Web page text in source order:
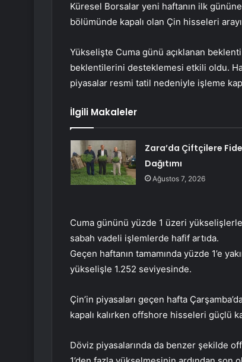
Küresel Borsalar yeni haftanın ilk
bölümünde kapalı olan Çin hisseleri
Yükselişte Cuma günü açıklanan
beklentilerini desteklemesi etkili oldu.
piyasalar resmi tatil nedeniyle işleme
İlgili Makaleler
Zara’da Çiftçilere Fide
Dağıtımı
Ağustos 7, 2026
Cuma gününü yüzde 1 üzeri
sabah vadeli işlemlerde hafif artıda.
Geçen haftanın tamamında yüzde 1’e
yükselişle 1.252 seviyesinde.
Çin’in piyasaları geçen hafta
kapalı kalırken offshore hisseleri güçlü
Döviz piyasalarında da benzer şekilde